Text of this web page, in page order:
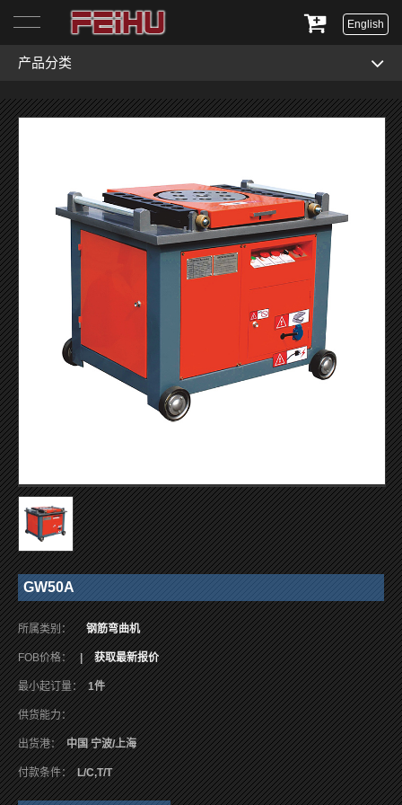
English
产品分类
GW50A
所属类别： 钢筋弯曲机
FOB价格： | 获取最新报价
最小起订量： 1件
供货能力：
出货港： 中国 宁波/上海
付款条件： L/C,T/T
首页
关于我们
服务与支持
新闻资讯
联系我们